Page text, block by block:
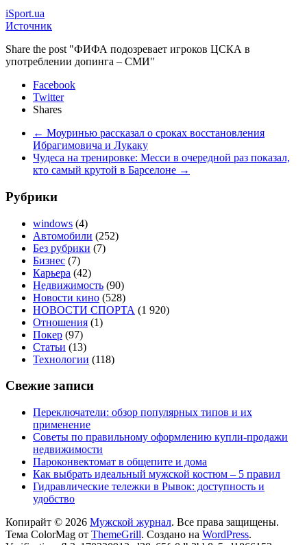
iSport.ua
Источник
Share the post "ФИФА подозревает игроков ЦСКА в
употреблении допинга – СМИ"
Facebook
Twitter
Shares
← Моуринью рассказал о сроках восстановления
Ибрагимовича и Лукаку
Чудеса на тренировке: Месси в очередной раз показал,
кто самый крутой в Барселоне →
Рубрики
windows (4)
Автомобили (252)
Без рубрики (7)
Бизнес (7)
Карьера (42)
Недвижимость (90)
Новости кино (528)
НОВОСТИ СПОРТА (1 920)
Отношения (1)
Покер (97)
Статьи (13)
Технологии (118)
Свежие записи
Переключатели: обзор популярных типов и их
применение
Советы по правильному оформлению купли-продажи
недвижимости
Пароконвектомат в общепите и дома
Как выбрать идеальный мужской костюм – 5 правил
Гидравлические тележки в Рывок: доступность и
удобство
Копирайт © 2026 Мужской журнал. Все права защищены.
Тема ColorMag от ThemeGrill. Создано на WordPress.